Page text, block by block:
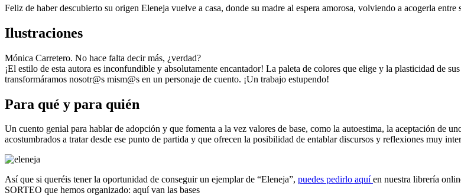
Feliz de haber descubierto su origen Eleneja vuelve a casa, donde su madre al espera amorosa, volviendo a acogerla entre
Ilustraciones
Mónica Carretero. No hace falta decir más, ¿verdad?
¡El estilo de esta autora es inconfundible y absolutamente encantador! La paleta de colores que elige y la plasticidad de
transformáramos nosotr@s mism@s en un personaje de cuento. ¡Un trabajo estupendo!
Para qué y para quién
Un cuento genial para hablar de adopción y que fomenta a la vez valores de base, como la autoestima, la aceptación de
acostumbrados a tratar desde ese punto de partida y que ofrecen la posibilidad de entablar discursos y reflexiones muy
Así que si queréis tener la oportunidad de conseguir un ejemplar de “Eleneja”, puedes pedirlo aquí en nuestra librería
SORTEO que hemos organizado: aquí van las bases